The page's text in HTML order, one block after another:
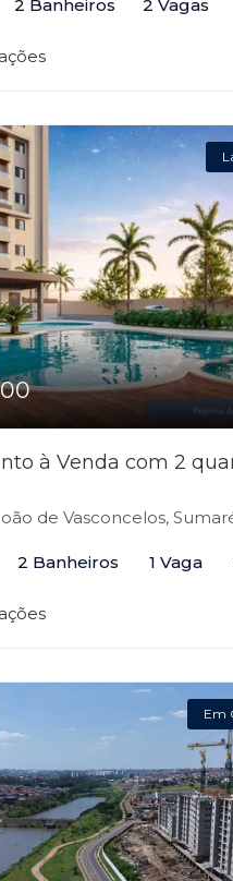
2 Banheiros 2 Vagas
à Venda com 2
de Vasconcelos,
2 Banheiros 1 Vaga
Em